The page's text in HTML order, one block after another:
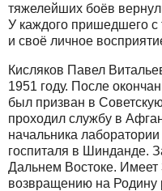
тяжелейших боёв
У каждого пришедшего
и своё личное
Кисляков Павел
1951 году. После
был призван в
проходил службу в
начальника
госпиталя в Шинданде.
Дальнем Востоке. Имеет
возвращению на